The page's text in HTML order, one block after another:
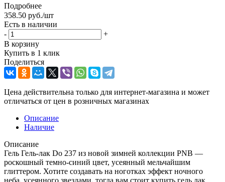
Подробнее
358.50 руб./шт
Есть в наличии
-
+
В корзину
Купить в 1 клик
Поделиться
Цена действительна только для интернет-магазина и может
отличаться от цен в розничных магазинах
Описание
Наличие
Описание
Гель Гель-лак Do 237 из новой зимней коллекции PNB —
роскошный темно-синий цвет, усеянный мельчайшим
глиттером. Хотите создавать на ноготках эффект ночного